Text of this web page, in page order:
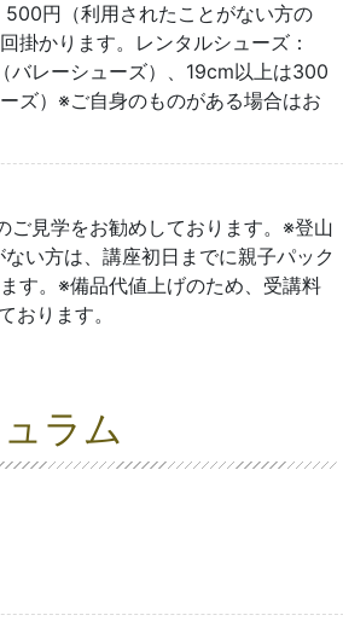
円（利用されたことがない方の
掛かります。レンタルシューズ：
バレーシューズ）、19cm以上は300
ズ）※ご自身のものがある場合はお
ご見学をお勧めしております。※登山
い方は、講座初日までに親子パック
す。※備品代値上げのため、受講料
おります。
ラム